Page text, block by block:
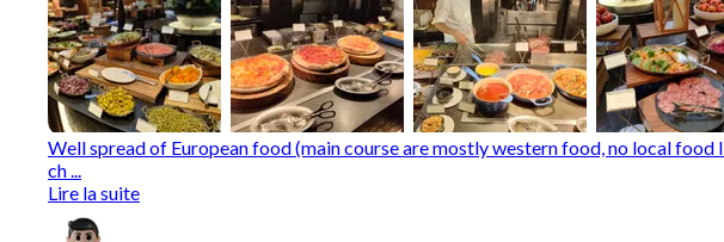
Well spread of European food (main course are mostly western food, no local
ch ...
Lire la suite